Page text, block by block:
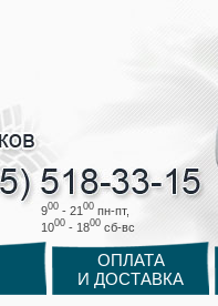
900 - 21 00 пн-пт,
1000 - 1800 cб-вс
ОПЛАТА
И ДОСТАВКА